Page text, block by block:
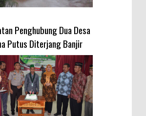
Penghubung Dua Desa
Putus Diterjang Banjir